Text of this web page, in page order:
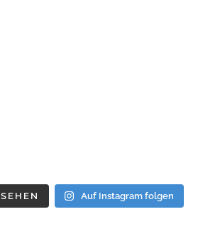
Auf Instagram folgen